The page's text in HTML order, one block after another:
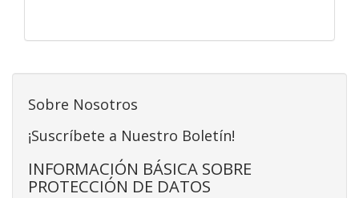
Sobre Nosotros
¡Suscríbete a Nuestro Boletín!
INFORMACIÓN BÁSICA SOBRE
PROTECCIÓN DE DATOS